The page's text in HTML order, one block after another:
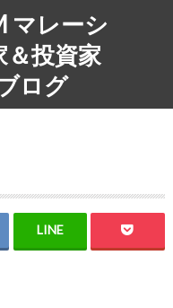
マレーシ
＆投資家
ログ